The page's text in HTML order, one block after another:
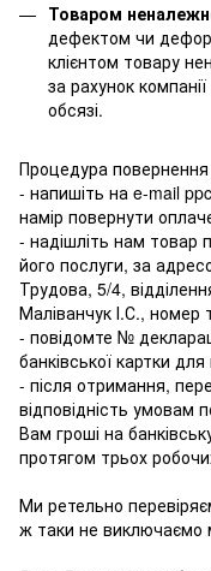
Товаром
дефектом чи
клієнтом товару
за рахунок
обсязі.
Процедура
- напишіть на e-mail
намір повернути
- надішліть нам товар
його послуги, за
Трудова, 5/4,
Маліванчук І.С., номер
- повідомте №
банківської картки
- після отримання,
відповідність умовам
Вам гроші на
протягом трьох
Ми ретельно
ж таки не виключаємо